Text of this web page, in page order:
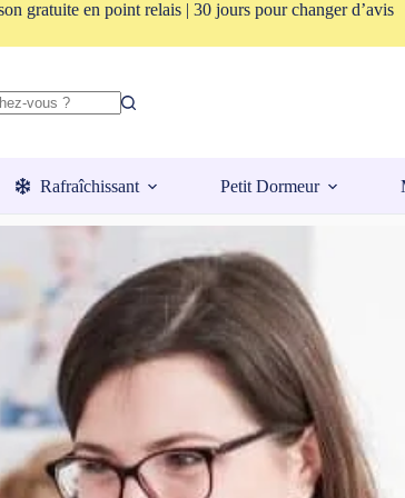
gratuite en point relais | 30 jours pour changer d’avis
Rafraîchissant Petit Dormeur